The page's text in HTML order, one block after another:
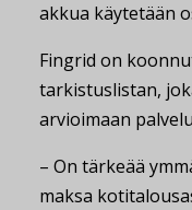
akkua käytetään
Fingrid on
tarkistuslistan,
arvioimaan
– On tärkeää
maksa